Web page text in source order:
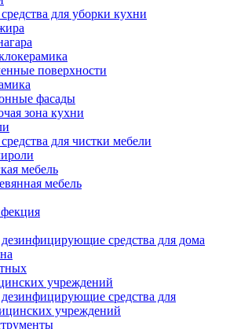
для уборки кухни
поверхности
фасады
зона кухни
для чистки мебели
мебель
мебель
средства для дома
учреждений
средства для
учреждений